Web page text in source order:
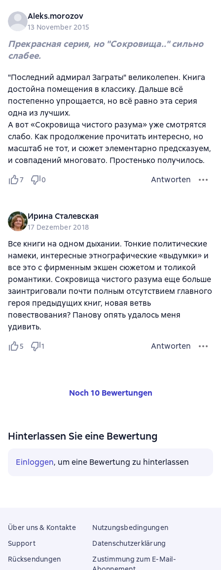
Aleks.morozov
13 November 2015
Прекрасная серия, но "Сокровища.." сильно
слабее.
"Последний адмирал Заграты" великолепен. Книга
достойна помещения в классику. Дальше всё
постепенно упрощается, но всё равно эта серия
одна из лучших.
А вот «Сокровища чистого разума» уже смотрятся
слабо. Как продолжение прочитать интересно, но
масштаб не тот, и сюжет элементарно предсказуем,
и совпадений многовато. Простенько получилось.
7 0 Antworten
Ирина Сталевская
17 Dezember 2018
Все книги на одном дыхании. Тонкие политические
намеки, интересные этнографические «выдумки» и
все это с фирменным экшен сюжетом и толикой
романтики. Сокровища чистого разума еще больше
заинтриговали почти полным отсутствием главного
героя предыдущих книг, новая ветвь
повествования? Панову опять удалось меня
удивить.
5 1 Antworten
Noch 10 Bewertungen
Hinterlassen Sie eine Bewertung
Einloggen, um eine Bewertung zu hinterlassen
Über uns & Kontakte
Support
Rücksendungen
Nutzungsbedingungen
Datenschutzerklärung
Zustimmung zum E-Mail-